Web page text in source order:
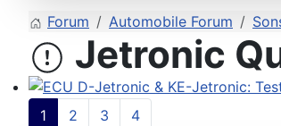
ECU D-Jetronic & KE-Jetronic: Test
Forum Automobile Forum
Jetronic
1 2 3 4